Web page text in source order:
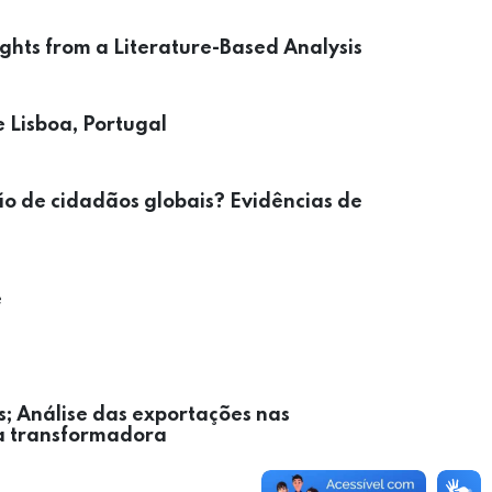
from a Literature-Based Analysis
Portugal
de cidadãos globais? Evidências de
Análise das exportações nas
transformadora